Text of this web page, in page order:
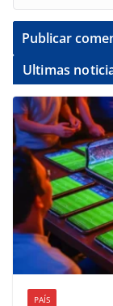
Ultimas
PAÍS